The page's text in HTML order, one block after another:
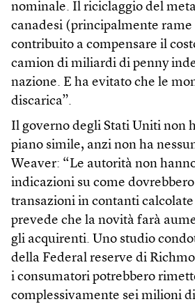
nominale. Il riciclaggio del
canadesi (principalmente rame
contribuito a compensare il
camion di miliardi di penny
nazione. E ha evitato che le
discarica”.
Il governo degli Stati Uniti non
piano simile, anzi non ha
Weaver: “Le autorità non
indicazioni su come
transazioni in contanti calcolate
prevede che la novità farà
gli acquirenti. Uno studio
della Federal reserve di
i consumatori potrebbero
complessivamente sei milioni